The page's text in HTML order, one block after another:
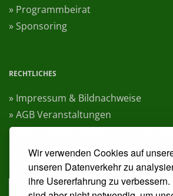
Wir verwenden Cookies auf
unseren Datenverkehr zu
ihre Usererfahrung zu
» Programmbeirat
» Sponsoring
RECHTLICHES
» Impressum & Bildnachweise
» AGB Veranstaltungen
» Datenschutzerklärung Heise
» Datenschutzerklärung Rheinwerk
» Cookie-Einstellungen ändern
» Vertrag widerrufen